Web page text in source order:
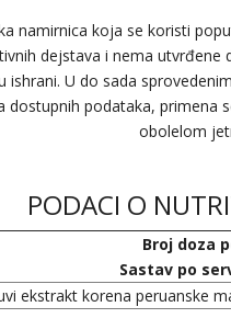
namirnica koja se koristi
dejstava i nema
ishrani. U do sada
dostupnih podataka, primena
obolelom
PODACI O
Broj doza
Sastav po
ekstrakt korena peruanske